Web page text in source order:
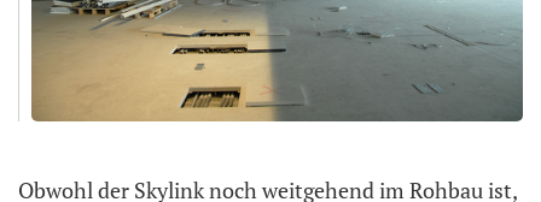
Obwohl der Skylink noch weitgehend im Rohbau ist,